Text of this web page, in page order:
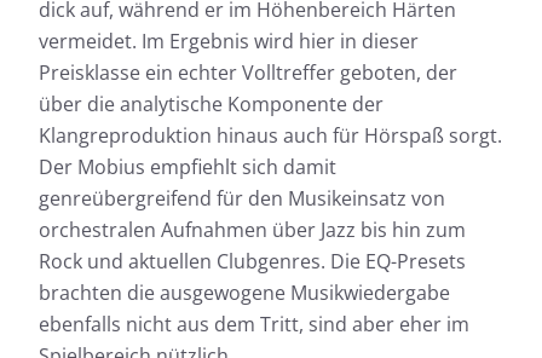
dick auf, während er im Höhenbereich Härten
vermeidet. Im Ergebnis wird hier in dieser
Preisklasse ein echter Volltreffer geboten, der
über die analytische Komponente der
Klangreproduktion hinaus auch für Hörspaß sorgt.
Der Mobius empfiehlt sich damit
genreübergreifend für den Musikeinsatz von
orchestralen Aufnahmen über Jazz bis hin zum
Rock und aktuellen Clubgenres. Die EQ-Presets
brachten die ausgewogene Musikwiedergabe
ebenfalls nicht aus dem Tritt, sind aber eher im
Neben der Ermittlung des Frequenzgangs, dem
Herzstück unserer Messungen, messen wir auch die
Auswirkungen der Geräusche, die von außen nach
innen dringen.
Frequenzgang: Einfach
Frequenzgang: Detail
Außendämpfung